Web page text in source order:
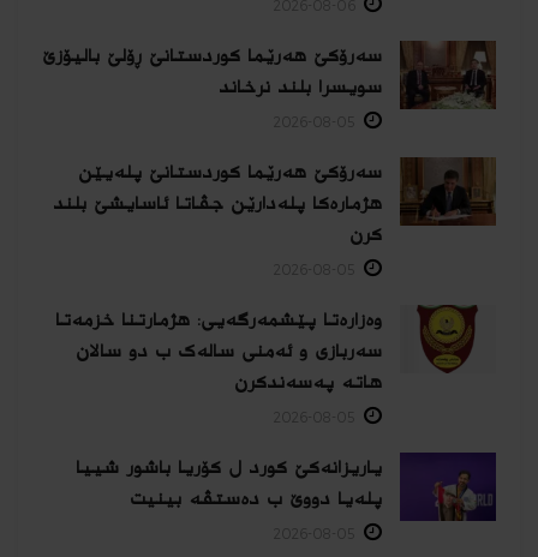
سەرۆکێ هەرێما کوردستانێ ڕۆلێ بالیۆزێ
سویسرا بلند نرخاند
سەرۆکێ هەرێما کوردستانێ پلەیێن
هژمارەكا پلەدارێن جڤاتا ئاسایشێ بلند
كرن
وەزارەتا پێشمەرگەیی: هژمارتنا خزمەتا
سەربازی و ئەمنی سالەک ب دو سالان
هاتە پەسەندكرن
یاریزانەكێ کورد ل کۆریا باشور شییا
پلەیا دووێ ب دەستڤە بینیت